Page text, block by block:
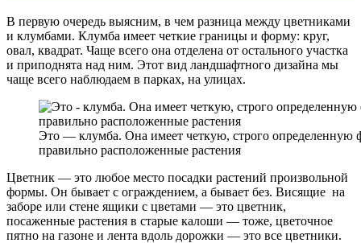
В первую очередь выясним, в чем разница между цветниками
и клумбами. Клумба имеет четкие границы и форму: круг,
овал, квадрат. Чаще всего она отделена от остального участка
и приподнята над ним. Этот вид ландшафтного дизайна мы
чаще всего наблюдаем в парках, на улицах.
Это — клумба. Она имеет четкую, строго определенную
правильно расположенные растения
Цветник — это любое место посадки растений произвольной
формы. Он бывает с ограждением, а бывает без. Висящие на
заборе или стене ящики с цветами — это цветник,
посаженные растения в старые калоши — тоже, цветочное
пятно на газоне и лента вдоль дорожки — это все цветники.